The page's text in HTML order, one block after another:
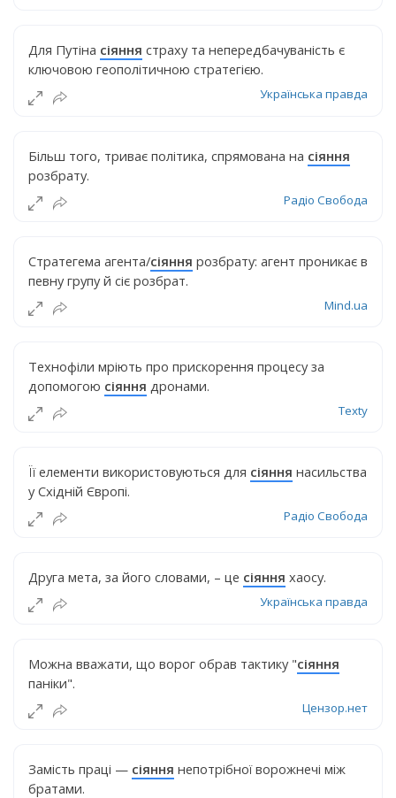
Для Путіна сіяння страху та непередбачуваність є
ключовою геополітичною стратегією.
Українська правда
Більш того, триває політика, спрямована на сіяння
розбрату.
Радіо Свобода
Стратегема агента/сіяння розбрату: агент проникає в
певну групу й сіє розбрат.
Mind.ua
Технофіли мріють про прискорення процесу за
допомогою сіяння дронами.
Texty
Її елементи використовуються для сіяння насильства
у Східній Європі.
Радіо Свобода
Друга мета, за його словами, – це сіяння хаосу.
Українська правда
Можна вважати, що ворог обрав тактику "сіяння
паніки".
Цензор.нет
Замість праці — сіяння непотрібної ворожнечі між
братами.